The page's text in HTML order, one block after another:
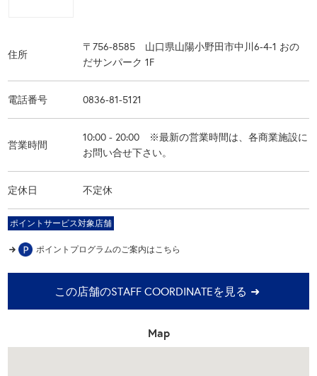
住所
〒756-8585 山口県山陽小野田市中川6-4-1 おの
だサンパーク 1F
電話番号 0836-81-5121
営業時間
10:00 - 20:00 ※最新の営業時間は、各商業施設に
お問い合せ下さい。
定休日 不定休
ポイントサービス対象店舗
ポイントプログラムのご案内はこちら
この店舗のSTAFF COORDINATEを見る
Map